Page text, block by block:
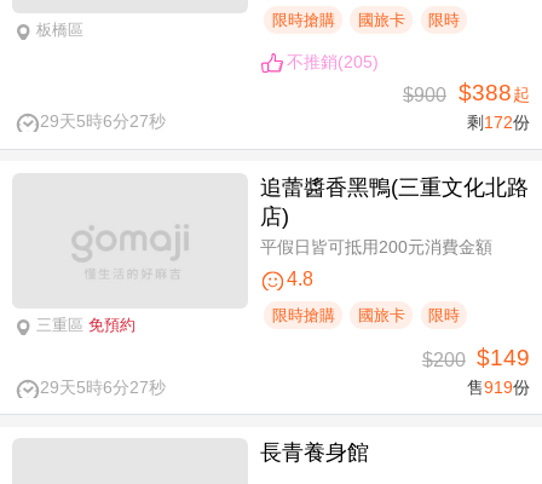
板橋區
限時搶購 國旅卡 限時
不推銷(205)
29天5時6分27秒
$900 $388起
剩 172份
三重區 免預約
追蕾醬香黑鴨(三重文化北路
店)
平假日皆可抵用200元消費金額
4.8
限時搶購 國旅卡 限時
29天5時6分27秒
$200 $149
售919份
長青養身館